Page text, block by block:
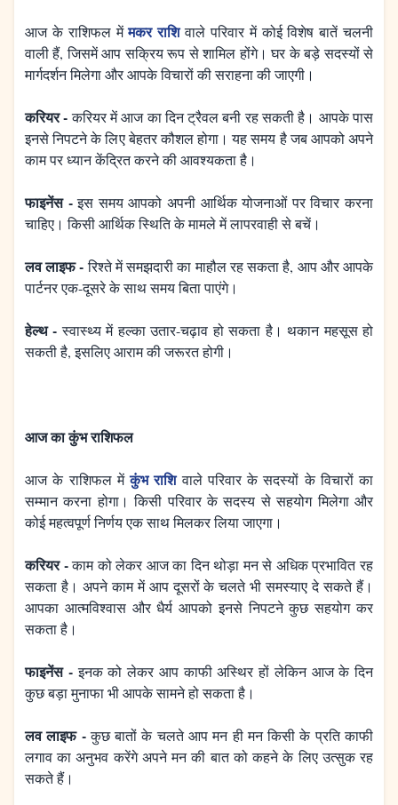
आज के राशिफल मेंमकर राशिवाले परिवार में कोई विशेष बातें चलनी
वाली हैं, जिसमें आप सक्रिय रूप से शामिल होंगे। घर के बड़े सदस्यों से
मार्गदर्शन मिलेगा और आपके विचारों की सराहना की जाएगी।
करियर -करियर में आज का दिन ट्रैवल बनी रह सकती है। आपके पास
इनसे निपटने के लिए बेहतर कौशल होगा। यह समय है जब आपको अपने
काम पर ध्यान केंद्रित करने की आवश्यकता है।
फाइनेंस -इस समय आपको अपनी आर्थिक योजनाओं पर विचार करना
चाहिए। किसी आर्थिक स्थिति के मामले में लापरवाही से बचें।
लव लाइफ -रिश्ते में समझदारी का माहौल रह सकता है, आप और आपके
पार्टनर एक-दूसरे के साथ समय बिता पाएंगे।
हेल्थ - स्वास्थ्य में हल्का उतार-चढ़ाव हो सकता है। थकान महसूस हो
सकती है, इसलिए आराम की जरूरत होगी।
आज का कुंभ राशिफल
आज के राशिफल मेंकुंभ राशिवाले परिवार के सदस्यों के विचारों का
सम्मान करना होगा। किसी परिवार के सदस्य से सहयोग मिलेगा और
कोई महत्वपूर्ण निर्णय एक साथ मिलकर लिया जाएगा।
करियर -काम को लेकर आज का दिन थोड़ा मन से अधिक प्रभावित रह
सकता है। अपने काम में आप दूसरों के चलते भी समस्याए दे सकते हैं।
आपका आत्मविश्वास और धैर्य आपको इनसे निपटने कुछ सहयोग कर
सकता है।
फाइनेंस -इनक को लेकर आप काफी अस्थिर हों लेकिन आज के दिन
कुछ बड़ा मुनाफा भी आपके सामने हो सकता है।
लव लाइफ -कुछ बातों के चलते आप मन ही मन किसी के प्रति काफी
लगाव का अनुभव करेंगे अपने मन की बात को कहने के लिए उत्सुक रह
सकते हैं।